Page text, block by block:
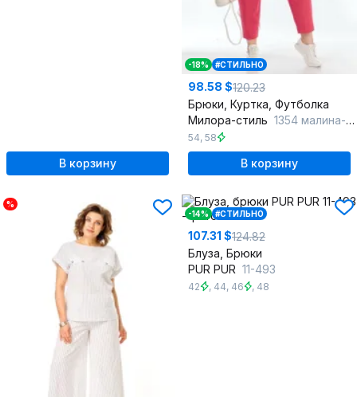
В корзину
-18% #СТИЛЬНО
98.58 $120.23
Брюки, Куртка, Футболка
Милора-стиль 1354 малина-белый
54, 58
В корзину
%
-14% #СТИЛЬНО
107.31 $124.82
Блуза, Брюки
PUR PUR 11-493
42 , 44, 46 , 48